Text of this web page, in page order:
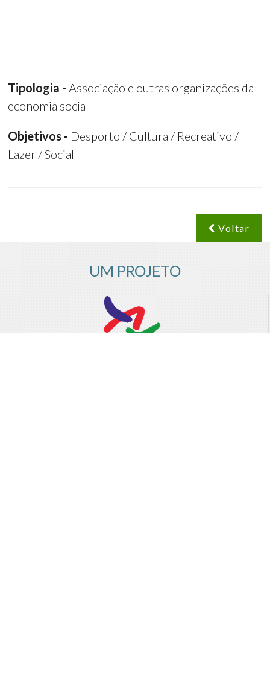
Tipologia - Associação e outras organizações da
economia social
Objetivos - Desporto / Cultura / Recreativo /
Lazer / Social
Voltar
UM PROJETO